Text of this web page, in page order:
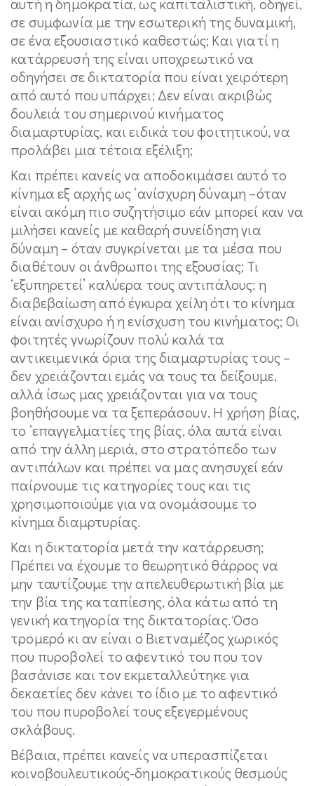
σε συμφωνία με την εσωτερική της δυναμική,
σε ένα εξουσιαστικό καθεστώς; Και γιατί η
κατάρρευσή της είναι υποχρεωτικό να
οδηγήσει σε δικτατορία που είναι χειρότερη
από αυτό που υπάρχει; Δεν είναι ακριβώς
δουλειά του σημερινού κινήματος
διαμαρτυρίας, και ειδικά του φοιτητικού, να
προλάβει μια τέτοια εξέλιξη;
Και πρέπει κανείς να αποδοκιμάσει αυτό το
κίνημα εξ αρχής ως ‘ανίσχυρη δύναμη –όταν
είναι ακόμη πιο συζητήσιμο εάν μπορεί καν να
μιλήσει κανείς με καθαρή συνείδηση για
δύναμη – όταν συγκρίνεται με τα μέσα που
διαθέτουν οι άνθρωποι της εξουσίας; Τι
‘εξυπηρετεί’ καλύερα τους αντιπάλους: η
διαβεβαίωση από έγκυρα χείλη ότι το κίνημα
είναι ανίσχυρο ή η ενίσχυση του κινήματος; Οι
φοιτητές γνωρίζουν πολύ καλά τα
αντικειμενικά όρια της διαμαρτυρίας τους –
δεν χρειάζονται εμάς να τους τα δείξουμε,
αλλά ίσως μας χρειάζονται για να τους
βοηθήσουμε να τα ξεπεράσουν. Η χρήση βίας,
το ‘επαγγελματίες της βίας, όλα αυτά είναι
από την άλλη μεριά, στο στρατόπεδο των
αντιπάλων και πρέπει να μας ανησυχεί εάν
παίρνουμε τις κατηγορίες τους και τις
χρησιμοποιούμε για να ονομάσουμε το
κίνημα διαμρτυρίας.
Και η δικτατορία μετά την κατάρρευση;
Πρέπει να έχουμε το θεωρητικό θάρρος να
μην ταυτίζουμε την απελευθερωτική βία με
την βία της καταπίεσης, όλα κάτω από τη
γενική κατηγορία της δικτατορίας. Όσο
τρομερό κι αν είναι ο Βιετναμέζος χωρικός
που πυροβολεί το αφεντικό του που τον
βασάνισε και τον εκμεταλλεύτηκε για
δεκαετίες δεν κάνει το ίδιο με το αφεντικό
του που πυροβολεί τους εξεγερμένους
σκλάβους.
Βέβαια, πρέπει κανείς να υπερασπίζεται
κοινοβουλευτικούς-δημοκρατικούς θεσμούς